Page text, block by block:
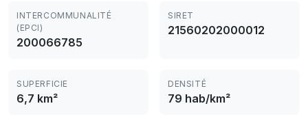
INTERCOMMUNALITÉ
(EPCI)
200066785
SIRET
21560202000012
SUPERFICIE
6,7 km²
DENSITÉ
79 hab/km²